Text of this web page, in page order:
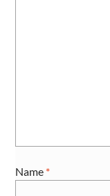
Name *